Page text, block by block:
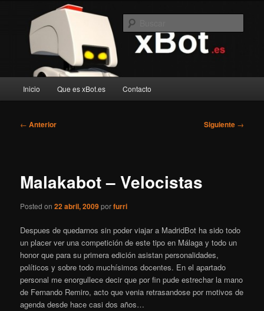
contenido
xBot.es
Blog de robotica recreativa
principal
Inicio Que es xBot.es Contacto
Navegación
← Anterior Siguiente →
Malakabot – Velocistas
Posted on22 abril, 2009porfurri
Despues de quedarnos sin poder viajar a MadridBot ha sido todo
un placer ver una competición de este tipo en Málaga y todo un
honor que para su primera edición asistan personalidades,
políticos y sobre todo muchísimos docentes. En el apartado
personal me enorgullece decir que por fin pude estrechar la mano
de Fernando Remiro, acto que venia retrasandose por motivos de
agenda desde hace casi dos años…